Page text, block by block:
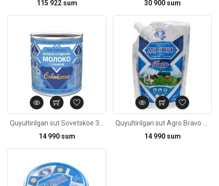
115 922 sum
30 900 sum
14 990 sum
14 990 sum